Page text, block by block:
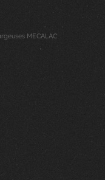
MECALAC